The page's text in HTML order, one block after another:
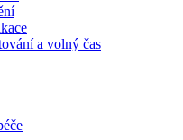
a volný čas